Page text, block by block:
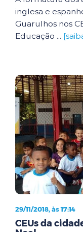
inglesa e
Guarulhos nos
Educação ...
29/11/2018, às 17:14
CEUs da